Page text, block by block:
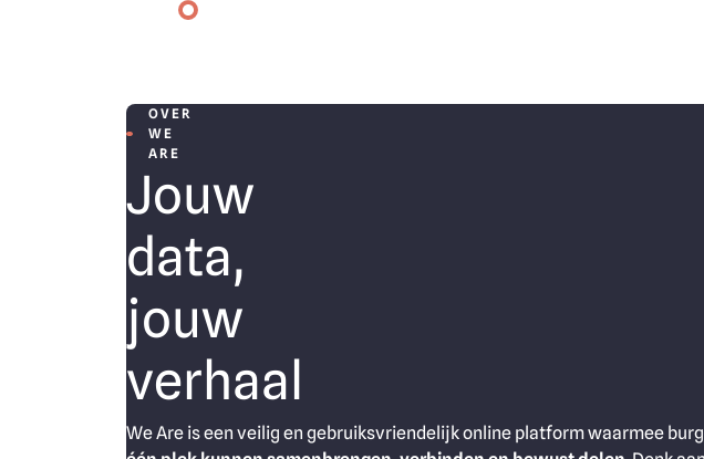
OVER
WE
ARE
Jouw
data,
jouw
verhaal
We Are is een veilig en gebruiksvriendelijk online platform waarmee